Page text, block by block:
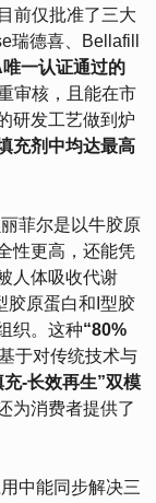
前仅批准了三大
瑞德喜、Bellafill
一认证通过的
审核，且能在市
研发工艺做到炉
充剂中均达最高
菲尔是以牛胶原
性更高，还能凭
人体吸收代谢
胶原蛋白和I型胶
织。这种“80%
基于对传统技术与
充-长效再生”双模
为消费者提供了
中能同步解决三